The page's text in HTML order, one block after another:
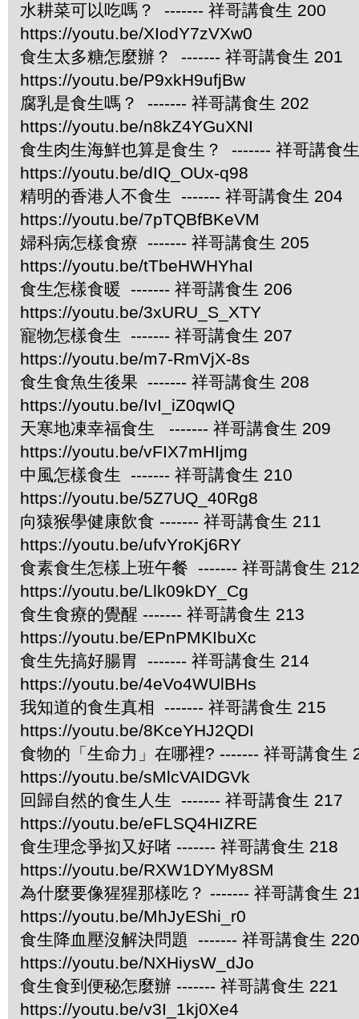
水耕菜可以吃嗎？ ------- 祥哥講食生 200
https://youtu.be/XIodY7zVXw0
食生太多糖怎麼辦？ ------- 祥哥講食生 201
https://youtu.be/P9xkH9ufjBw
腐乳是食生嗎？ ------- 祥哥講食生 202
https://youtu.be/n8kZ4YGuXNI
食生肉生海鮮也算是食生？ ------- 祥哥講食
https://youtu.be/dIQ_OUx-q98
精明的香港人不食生 ------- 祥哥講食生 204
https://youtu.be/7pTQBfBKeVM
婦科病怎樣食療 ------- 祥哥講食生 205
https://youtu.be/tTbeHWHYhaI
食生怎樣食暖 ------- 祥哥講食生 206
https://youtu.be/3xURU_S_XTY
寵物怎樣食生 ------- 祥哥講食生 207
https://youtu.be/m7-RmVjX-8s
食生食魚生後果 ------- 祥哥講食生 208
https://youtu.be/IvI_iZ0qwIQ
天寒地凍幸福食生 ------- 祥哥講食生 209
https://youtu.be/vFIX7mHIjmg
中風怎樣食生 ------- 祥哥講食生 210
https://youtu.be/5Z7UQ_40Rg8
向猿猴學健康飲食 ------- 祥哥講食生 211
https://youtu.be/ufvYroKj6RY
食素食生怎樣上班午餐 ------- 祥哥講食生 212
https://youtu.be/Llk09kDY_Cg
食生食療的覺醒 ------- 祥哥講食生 213
https://youtu.be/EPnPMKIbuXc
食生先搞好腸胃 ------- 祥哥講食生 214
https://youtu.be/4eVo4WUlBHs
我知道的食生真相 ------- 祥哥講食生 215
https://youtu.be/8KceYHJ2QDI
食物的「生命力」在哪裡? ------- 祥哥講食生
https://youtu.be/sMlcVAIDGVk
回歸自然的食生人生 ------- 祥哥講食生 217
https://youtu.be/eFLSQ4HIZRE
食生理念爭抝又好啫 ------- 祥哥講食生 218
https://youtu.be/RXW1DYMy8SM
為什麼要像猩猩那樣吃？ ------- 祥哥講食生
https://youtu.be/MhJyEShi_r0
食生降血壓沒解決問題 ------- 祥哥講食生 220
https://youtu.be/NXHiysW_dJo
食生食到便秘怎麼辦 ------- 祥哥講食生 221
https://youtu.be/v3I_1kj0Xe4